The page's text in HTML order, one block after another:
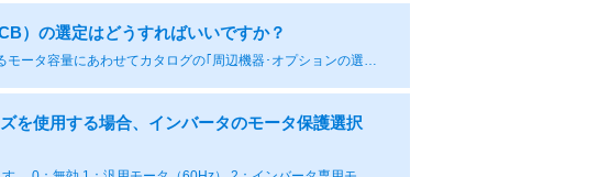
）の選定はどうすればいいですか？
インバータ定格電流の1.5倍以上のもの、または使用しているモータ容量にあわせてカタログの｢周辺機器･オプションの選定」に記載された配線用遮断器、電磁接触器を参照ください。
を使用する場合、インバータのモータ保護選択